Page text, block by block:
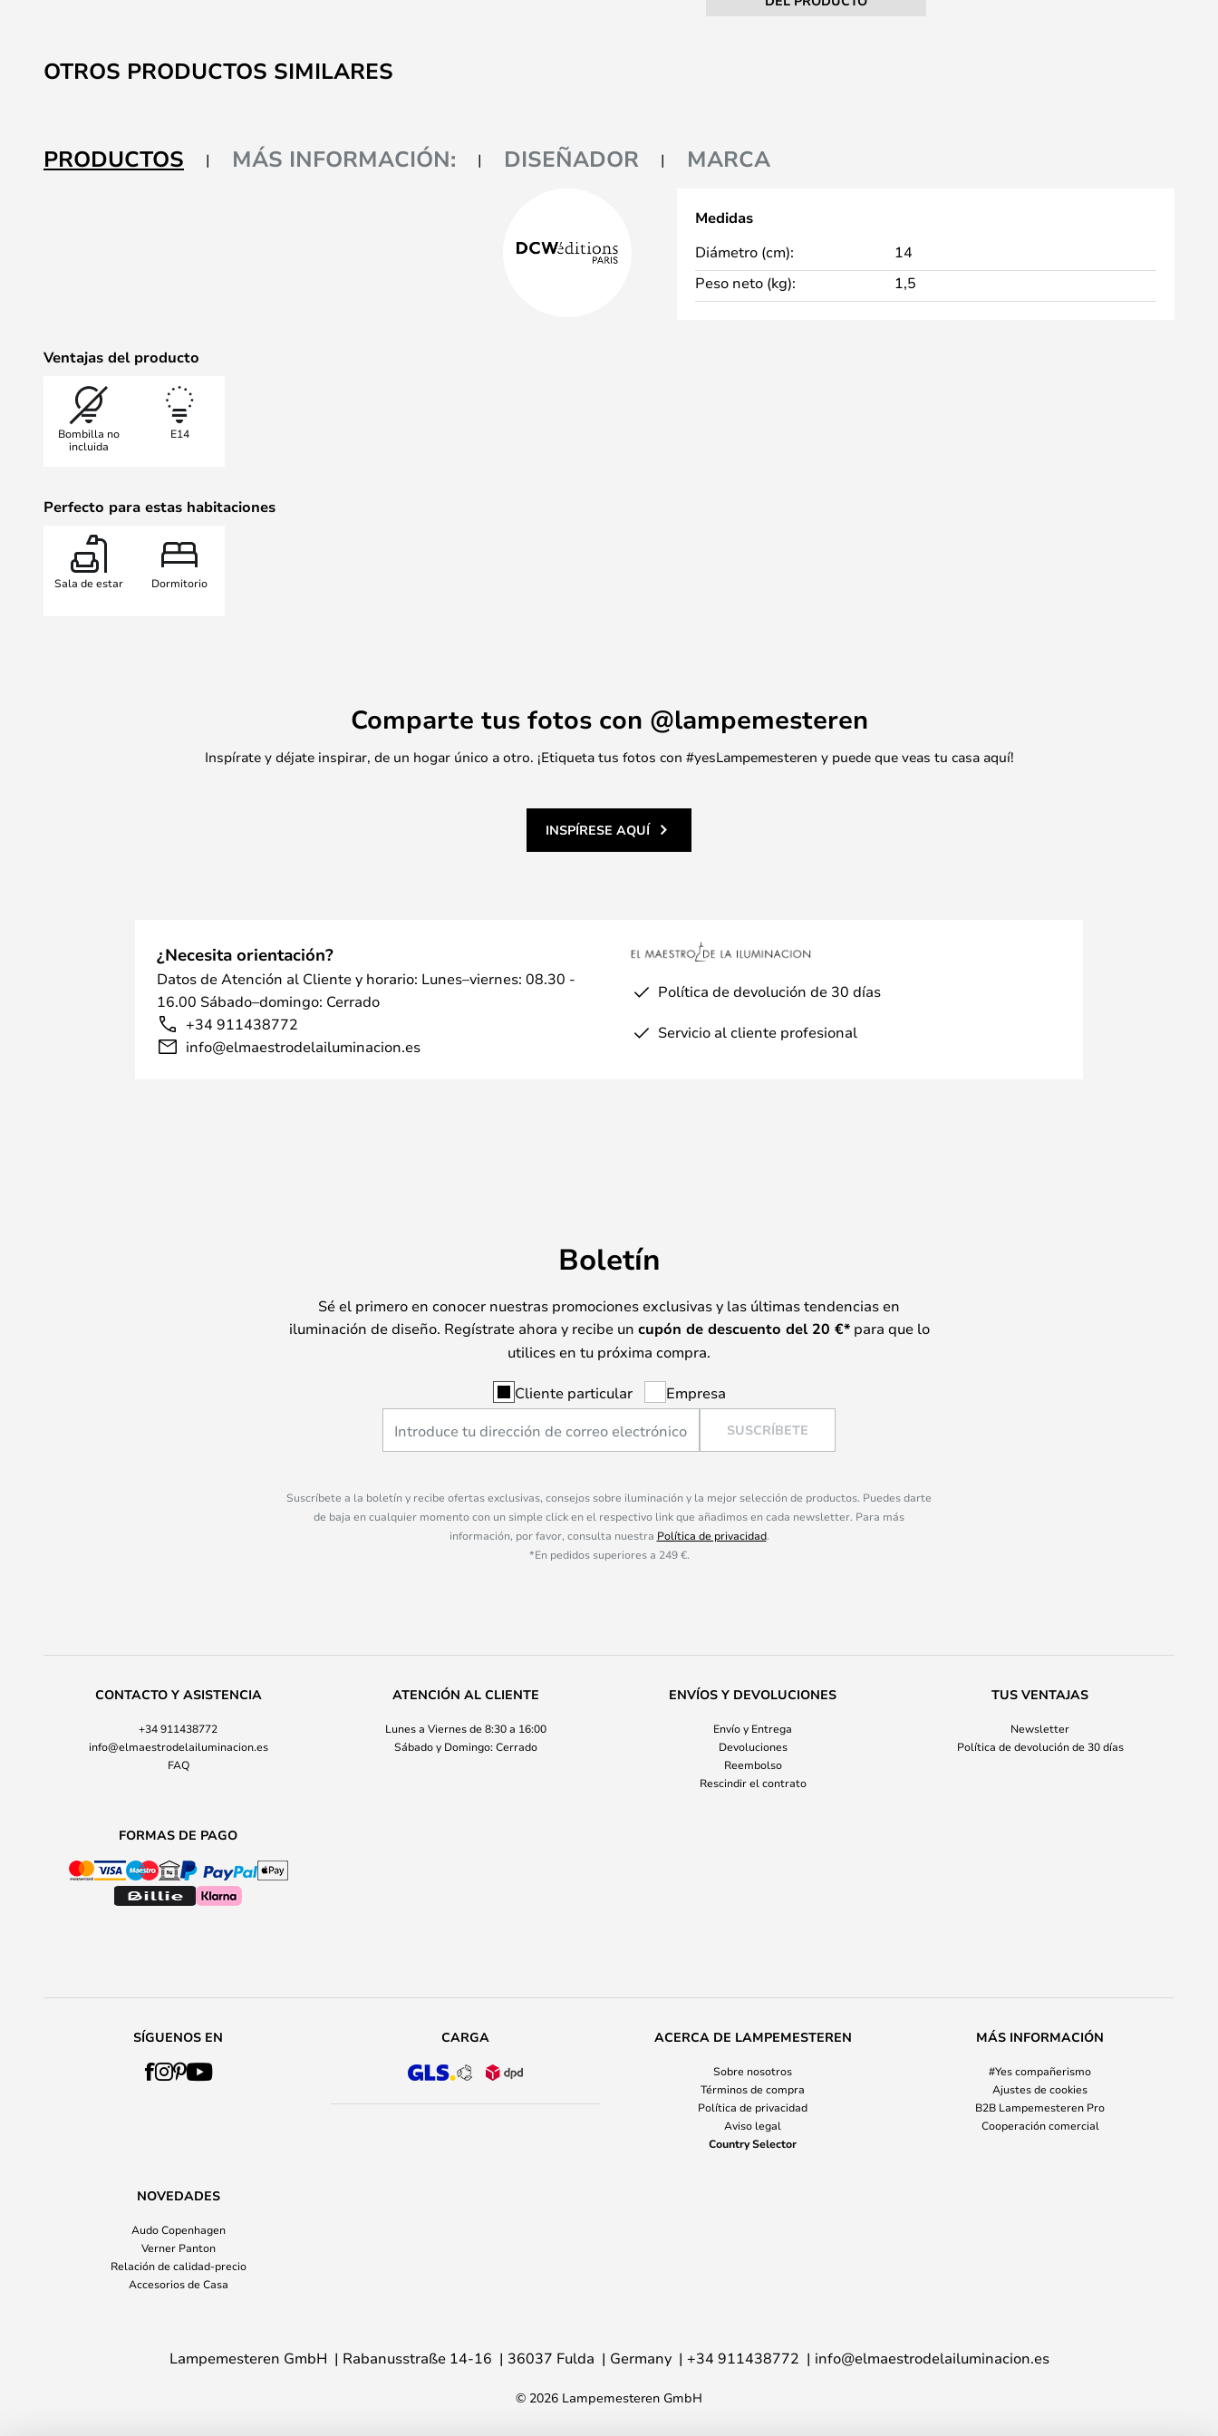
OTROS PRODUCTOS SIMILARES
PRODUCTOS MÁS INFORMACIÓN: DISEÑADOR MARCA
Ventajas del producto
Bombilla no
incluida
E14
Perfecto para estas habitaciones
Sala de estar Dormitorio
Medidas
Diámetro (cm):
14
Peso neto (kg):
1,5
Comparte tus fotos con @lampemesteren
Inspírate y déjate inspirar, de un hogar único a otro. ¡Etiqueta tus fotos con #yesLampemesteren y puede que veas tu casa aquí!
INSPÍRESE AQUÍ
¿Necesita orientación?
Datos de Atención al Cliente y horario: Lunes–viernes: 08.30 -
16.00 Sábado–domingo: Cerrado
+34 911438772
info@elmaestrodelailuminacion.es
Política de devolución de 30 días
Servicio al cliente profesional
Boletín
Sé el primero en conocer nuestras promociones exclusivas y las últimas tendencias en
iluminación de diseño. Regístrate ahora y recibe un cupón de descuento del 20 €*para que lo
utilices en tu próxima compra.
Cliente particular Empresa
SUSCRÍBETE
Suscríbete a la boletín y recibe ofertas exclusivas, consejos sobre iluminación y la mejor selección de productos. Puedes darte
de baja en cualquier momento con un simple click en el respectivo link que añadimos en cada newsletter. Para más
información, por favor, consulta nuestra Política de privacidad.
*En pedidos superiores a 249 €.
CONTACTO Y ASISTENCIA
+34 911438772
info@elmaestrodelailuminacion.es
FAQ
ATENCIÓN AL CLIENTE
Lunes a Viernes de 8:30 a 16:00
Sábado y Domingo: Cerrado
ENVÍOS Y DEVOLUCIONES
Envío y Entrega
Devoluciones
Reembolso
Rescindir el contrato
TUS VENTAJAS
Newsletter
Política de devolución de 30 días
FORMAS DE PAGO
SÍGUENOS EN CARGA ACERCA DE LAMPEMESTEREN
Sobre nosotros
Términos de compra
Política de privacidad
Aviso legal
Country Selector
MÁS INFORMACIÓN
#Yes compañerismo
Ajustes de cookies
B2B Lampemesteren Pro
Cooperación comercial
NOVEDADES
Audo Copenhagen
Verner Panton
Relación de calidad-precio
Accesorios de Casa
Lampemesteren GmbH Rabanusstraße 14-16 36037 Fulda Germany +34 911438772 info@elmaestrodelailuminacion.es
© 2026 Lampemesteren GmbH